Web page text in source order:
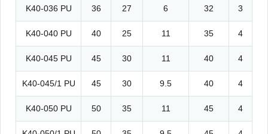
K40-036 PU 36 27 6 32 3
K40-040 PU 40 25 11 35 4
K40-045 PU 45 30 11 40 4
K40-045/1 PU 45 30 9.5 40 4
K40-050 PU 50 35 11 45 4